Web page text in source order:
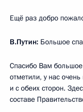
Ещё раз добро
В.Путин: Большое
Спасибо Вам
отметили, у нас
и с обеих сторон.
составе